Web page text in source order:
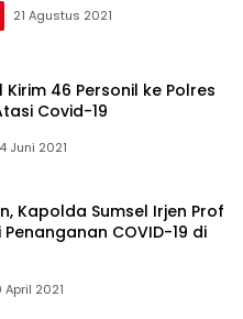
21 Agustus 2021
Kirim 46 Personil ke Polres
Covid-19
4 Juni 2021
Kapolda Sumsel Irjen Prof
Penanganan COVID-19 di
April 2021